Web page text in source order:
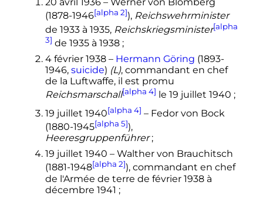
(1878-1946[alpha 2]), Reichswehrminister
de 1933 à 1935, Reichskriegsminister[alpha
3] de 1935 à 1938 ;
4 février 1938– Hermann Göring (1893-
1946, suicide) (L), commandant en chef
de la Luftwaffe, il est promu
Reichsmarschall[alpha 4] le 19 juillet 1940 ;
19 juillet 1940[alpha 4] – Fedor von Bock
(1880-1945[alpha 5]),
Heeresgruppenführer ;
19 juillet 1940 – Walther von Brauchitsch
(1881-1948[alpha 2]), commandant en chef
de l'Armée de terre de février 1938à
décembre 1941 ;